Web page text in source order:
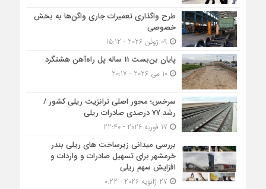
طرح واگذاری تعمیرات جاری واگن‌ها به بخش
خصوصی
پایان بن‌بست 11 ساله پل راه‌آهن هشتگرد
10 می 2026 - 20:17
سرخس؛ محور اصلی ترانزیت ریلی کشور /
رشد ۷۷ درصدی صادرات ریلی
بررسی میدانی زیرساخت های ریلی بندر
خرمشهر برای تسهیل صادرات و واردات و
افزایش سهم ریلی